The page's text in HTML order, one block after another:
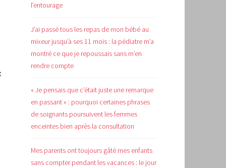
l’entourage
J’ai passé tous les repas de mon bébé au
mixeur jusqu’à ses 11 mois : la pédiatre m’a
montré ce que je repoussais sans m’en
rendre compte
« Je pensais que c’était juste une remarque
en passant » : pourquoi certaines phrases
de soignants poursuivent les femmes
enceintes bien après la consultation
Mes parents ont toujours gâté mes enfants
sans compter pendant les vacances : le jour